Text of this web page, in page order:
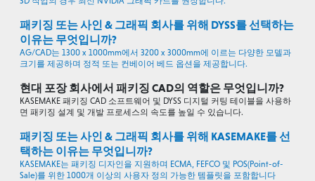
패키징 또는 사인 & 그래픽 회사를 위해 DYSS를 선택하는
이유는 무엇입니까?
AG/CAD는 1300 x 1000mm에서 3200 x 3000mm에 이르는 다양한 모델과
크기를 제공하며 정적 또는 컨베이어 베드 옵션을 제공합니다.
현대 포장 회사에서 패키징 CAD의 역할은 무엇입니까?
KASEMAKE 패키징 CAD 소프트웨어 및 DYSS 디지털 커팅 테이블을 사용하
면 패키징 설계 및 개발 프로세스의 속도를 높일 수 있습니다.
패키징 또는 사인 & 그래픽 회사를 위해 KASEMAKE를 선
택하는 이유는 무엇입니까?
KASEMAKE는 패키징 디자인을 지원하며 ECMA, FEFCO 및 POS(Point-of-
Sale)를 위한 1000개 이상의 사용자 정의 가능한 템플릿을 포함합니다